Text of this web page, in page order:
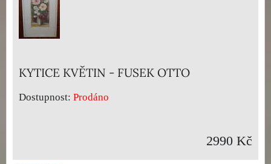
KYTICE KVĚTIN - FUSEK OTTO
Dostupnost: Prodáno
2990 Kč